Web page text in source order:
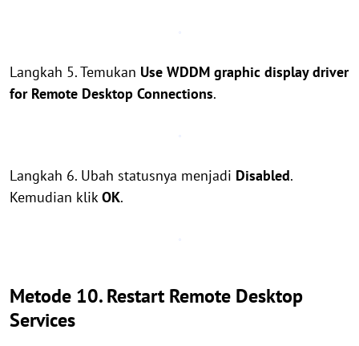
Langkah 5. Temukan Use WDDM graphic display driver
for Remote Desktop Connections.
Langkah 6. Ubah statusnya menjadi Disabled.
Kemudian klikOK.
Metode 10. Restart Remote Desktop
Services